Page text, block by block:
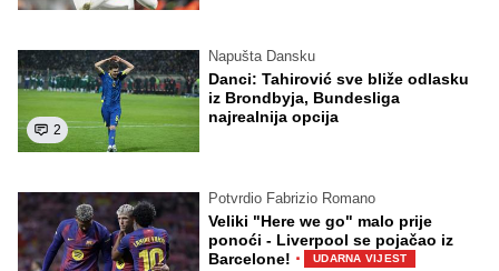
2
Napušta Dansku
Danci: Tahirović sve bliže odlasku
iz Brondbyja, Bundesliga
najrealnija opcija
Potvrdio Fabrizio Romano
Veliki "Here we go" malo prije
ponoći - Liverpool se pojačao iz
Barcelone! · UDARNA VIJEST